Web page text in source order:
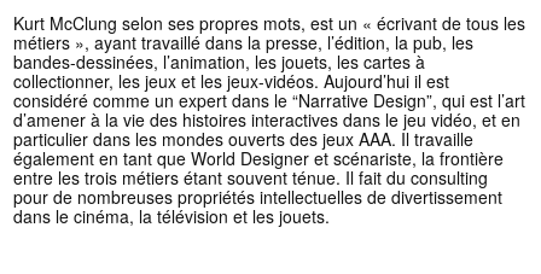
Kurt McClung selon ses propres mots, est un « écrivant de tous les
métiers », ayant travaillé dans la presse, l’édition, la pub, les
bandes-dessinées, l’animation, les jouets, les cartes à
collectionner, les jeux et les jeux-vidéos. Aujourd’hui il est
considéré comme un expert dans le “Narrative Design”, qui est l’art
d’amener à la vie des histoires interactives dans le jeu vidéo, et en
particulier dans les mondes ouverts des jeux AAA. Il travaille
également en tant que World Designer et scénariste, la frontière
entre les trois métiers étant souvent ténue. Il fait du consulting
pour de nombreuses propriétés intellectuelles de divertissement
dans le cinéma, la télévision et les jouets.